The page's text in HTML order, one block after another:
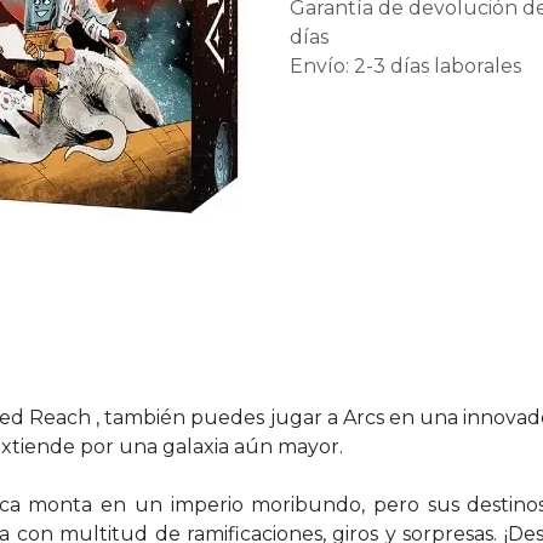
Garantía de devolución
días
Envío: 2-3 días laborales
Reach , también puedes jugar a Arcs en una
por una galaxia aún mayor.
monta en un imperio moribundo, pero sus
con multitud de ramificaciones, giros y sorpresas.